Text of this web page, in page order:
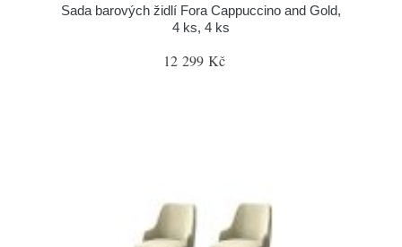
Sada barových židlí Fora Cappuccino and Gold,
4 ks, 4 ks
12 299 Kč